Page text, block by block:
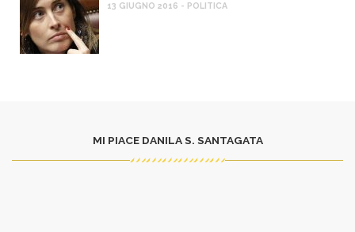
13 GIUGNO 2016 - POLITICA
MI PIACE DANILA S. SANTAGATA